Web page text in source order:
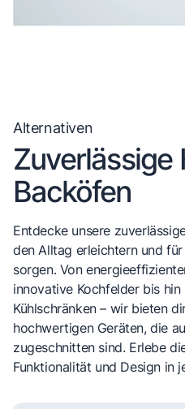
Alternativen
Zuverlässige
Backöfen
Entdecke unsere
den Alltag erleichtern und
sorgen. Von
innovative Kochfelder bis
Kühlschränken – wir bieten
hochwertigen Geräten, die
zugeschnitten sind. Erlebe
Funktionalität und Design in